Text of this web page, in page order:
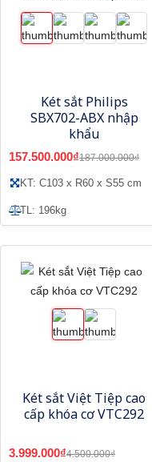
Két sắt Philips
SBX702-ABX nhập
khẩu
157.500.000₫187.000.000₫
KT: C103 x R60 x S55 cm
TL: 196kg
Két sắt Việt Tiệp cao
cấp khóa cơ VTC292
3.999.000₫4.500.000₫